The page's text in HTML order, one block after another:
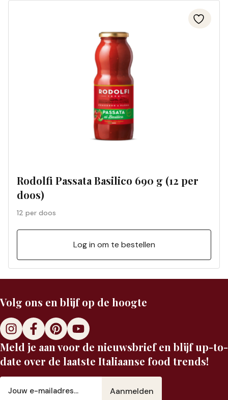
Rodolfi Passata Basilico 690 g (12 per
doos)
12 per doos
Log in om te bestellen
Volg ons en blijf op de hoogte
Meld je aan voor de nieuwsbrief en blijf up-to-
date over de laatste Italiaanse food trends!
mailadres